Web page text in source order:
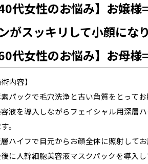
40代女性のお悩み】お嬢
がスッキリして小顔にな
60代女性のお悩み】お母
術内容】
素パックで毛穴洗浄と古い角質をとって
容液を導入しながらフェイシャル用深層
。
層ハイフで目元からお顔全体に照射して
後に人幹細胞美容液マスクパックを導入